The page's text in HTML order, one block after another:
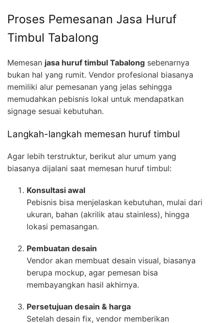
Proses Pemesanan Jasa Huruf
Timbul Tabalong
Memesan jasa huruf timbul Tabalong sebenarnya
bukan hal yang rumit. Vendor profesional biasanya
memiliki alur pemesanan yang jelas sehingga
memudahkan pebisnis lokal untuk mendapatkan
signage sesuai kebutuhan.
Langkah-langkah memesan huruf timbul
Agar lebih terstruktur, berikut alur umum yang
biasanya dijalani saat memesan huruf timbul:
Konsultasi awal
Pebisnis bisa menjelaskan kebutuhan, mulai dari
ukuran, bahan (akrilik atau stainless), hingga
lokasi pemasangan.
Pembuatan desain
Vendor akan membuat desain visual, biasanya
berupa mockup, agar pemesan bisa
membayangkan hasil akhirnya.
Persetujuan desain & harga
Setelah desain fix, vendor memberikan